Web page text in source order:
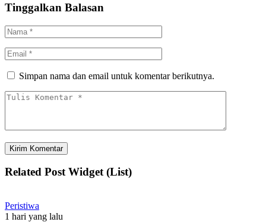
Tinggalkan Balasan
Simpan nama dan email untuk komentar berikutnya.
Related Post Widget (List)
Peristiwa
1 hari yang lalu